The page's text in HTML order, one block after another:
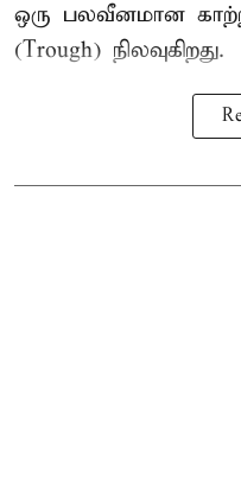
ஒரு பலவீனமான
(Trough) நிலவுகிறது.